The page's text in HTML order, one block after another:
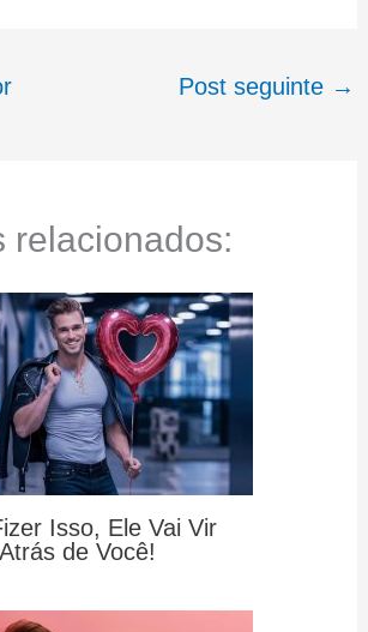
Post seguinte →
relacionados:
Isso, Ele Vai Vir
de Você!